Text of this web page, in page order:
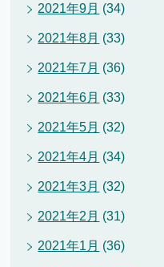
2021年9月 (34)
2021年8月 (33)
2021年7月 (36)
2021年6月 (33)
2021年5月 (32)
2021年4月 (34)
2021年3月 (32)
2021年2月 (31)
2021年1月 (36)